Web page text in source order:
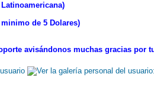
de 5 Dolares)
avisándonos muchas gracias por